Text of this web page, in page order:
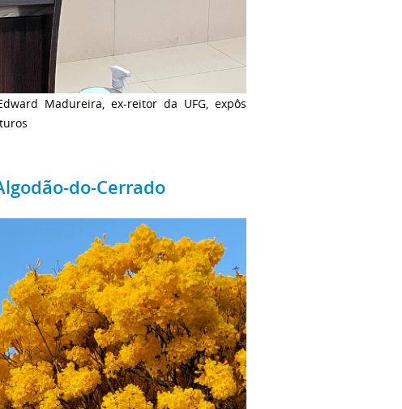
Madureira, ex-reitor da UFG, expôs
do-Cerrado